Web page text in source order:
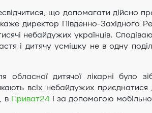
що допомагати дійсно
директор Південно-Західного
небайдужих українців.
і дитячу усмішку не в одну
дитячої лікарні було
всіх небайдужих
в Приват24 і за допомогою